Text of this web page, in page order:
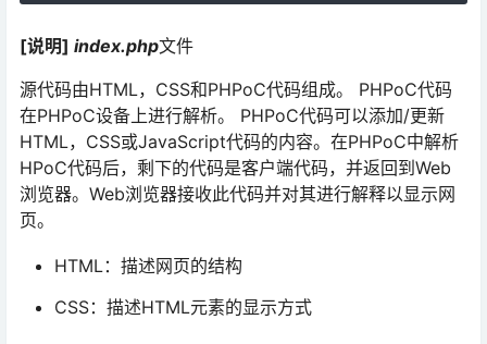
[说明] index.php文件
源代码由HTML，CSS和PHPoC代码组成。 PHPoC代码
在PHPoC设备上进行解析。 PHPoC代码可以添加/更新
HTML，CSS或JavaScript代码的内容。在PHPoC中解析
HPoC代码后，剩下的代码是客户端代码，并返回到Web
浏览器。Web浏览器接收此代码并对其进行解释以显示网
页。
HTML：描述网页的结构
CSS：描述HTML元素的显示方式